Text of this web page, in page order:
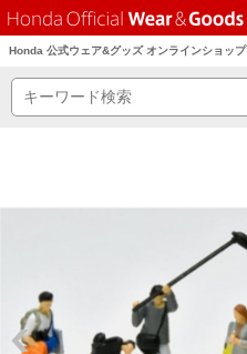
Honda 公式ウェア&グッズ オンラインショップ